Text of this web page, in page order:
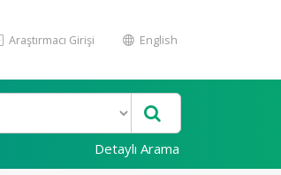
Araştırmacı Girişi English
Detaylı Arama